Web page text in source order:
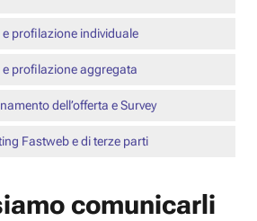
e profilazione individuale
e profilazione aggregata
dell’offerta e Survey
Fastweb e di terze parti
comunicarli